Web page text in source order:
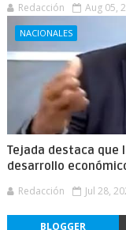
Redacción Aug 05,
NACIONALES
Tejada destaca que
desarrollo
Redacción Jul 28,
BLOGGER